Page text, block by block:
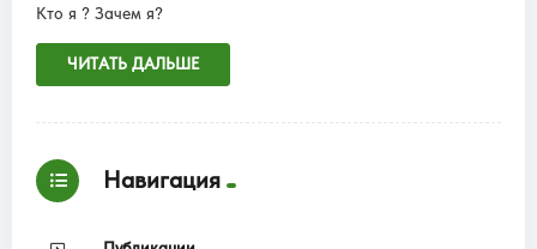
Кто я ? Зачем я?
ЧИТАТЬ ДАЛЬШЕ
Навигация